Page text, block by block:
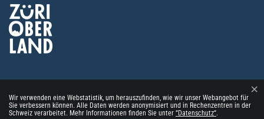
Webstatistik
Wir verwenden eine Webstatistik, um herauszufinden, wie wir unser Webangebot für
Sie verbessern können. Alle Daten werden anonymisiert und in Rechenzentren in der
Schweiz verarbeitet. Mehr Informationen finden Sie unter “Datenschutz“.
×